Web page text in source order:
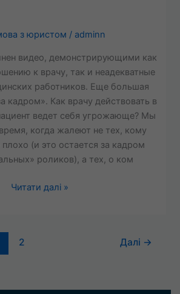
з юристом / adminn
видео, демонстрирующими как
к врачу, так и неадекватные
работников. Еще большая
кадром». Как врачу действовать в
ведет себя угрожающе? Мы
когда жалеют не тех, кому
(и это остается за кадром
роликов), а тех, о ком
ПАЦИЕНТ
Читати далі »
2 Далі →